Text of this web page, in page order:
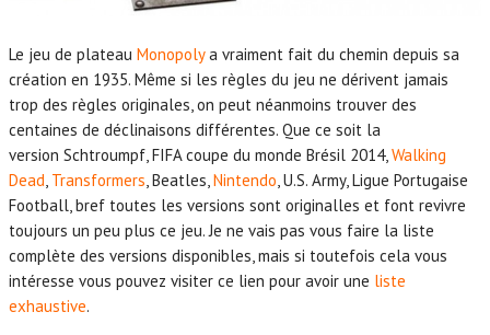
Le jeu de plateau Monopolya vraiment fait du chemin depuis sa
création en 1935. Même si les règles du jeu ne dérivent jamais
trop des règles originales, on peut néanmoins trouver des
centaines de déclinaisons différentes. Que ce soit la
version Schtroumpf, FIFA coupe du monde Brésil 2014,Walking
Dead, Transformers, Beatles,Nintendo, U.S. Army, Ligue Portugaise
Football, bref toutes les versions sont originalles et font revivre
toujours un peu plus ce jeu. Je ne vais pas vous faire la liste
complète des versions disponibles, mais si toutefois cela vous
intéresse vous pouvez visiter ce lien pour avoir une liste
exhaustive.